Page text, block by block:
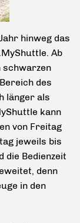
hinweg das
Ab
schwarzen
des
länger als
kann
von Freitag
jeweils bis
die Bedienzeit
denn
in den